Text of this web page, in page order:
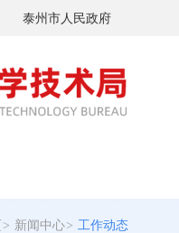
泰州市人民政府
> 新闻中心> 工作动态